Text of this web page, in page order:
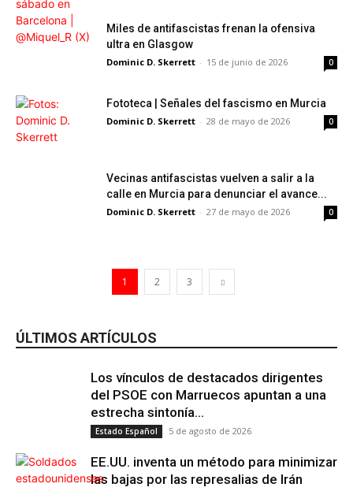
Miles de antifascistas frenan la ofensiva
ultra en Glasgow
Dominic D. Skerrett - 15 de junio de 2026 0
Fototeca | Señales del fascismo en Murcia
Dominic D. Skerrett - 28 de mayo de 2026 0
Vecinas antifascistas vuelven a salir a la
calle en Murcia para denunciar el avance...
Dominic D. Skerrett - 27 de mayo de 2026 0
1 2 3
ÚLTIMOS ARTÍCULOS
Los vínculos de destacados dirigentes
del PSOE con Marruecos apuntan a una
estrecha sintonía...
Estado Español 5 de agosto de 2026
EE.UU. inventa un método para minimizar
las bajas por las represalias de Irán